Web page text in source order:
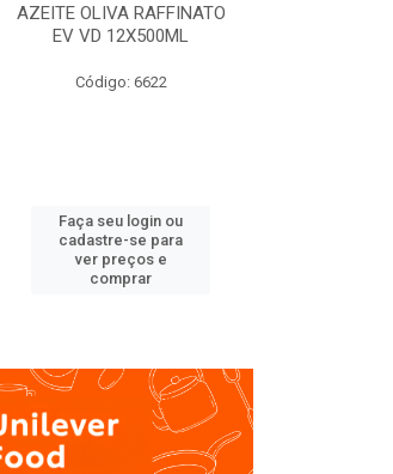
AZEITE OLIVA RAFFINATO
EV VD 12X500ML
Código: 6622
Faça seu login ou
cadastre-se para
ver preços e
comprar